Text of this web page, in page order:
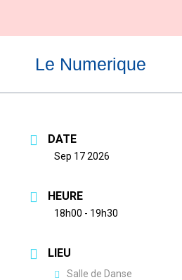
Le Numerique
DATE
Sep 17 2026
HEURE
18h00 - 19h30
LIEU
Salle de Danse